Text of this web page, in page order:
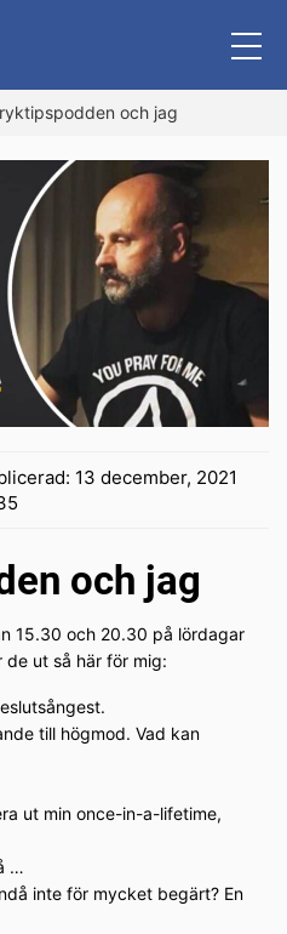
och jag
13 december, 2021
och jag
15.30 och 20.30 på lördagar
ut så här för mig:
till högmod. Vad kan
ut min once-in-a-lifetime,
…
inte för mycket begärt? En